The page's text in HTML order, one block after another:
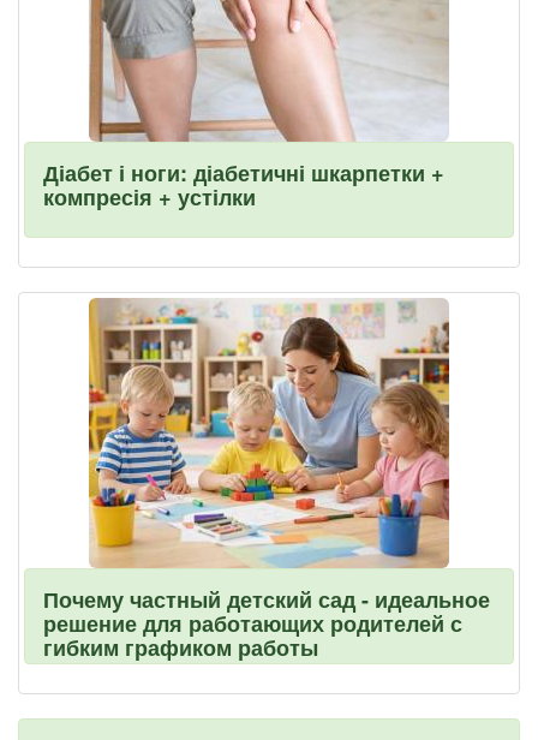
Діабет і ноги: діабетичні шкарпетки +
компресія + устілки
Почему частный детский сад - идеальное
решение для работающих родителей с
гибким графиком работы